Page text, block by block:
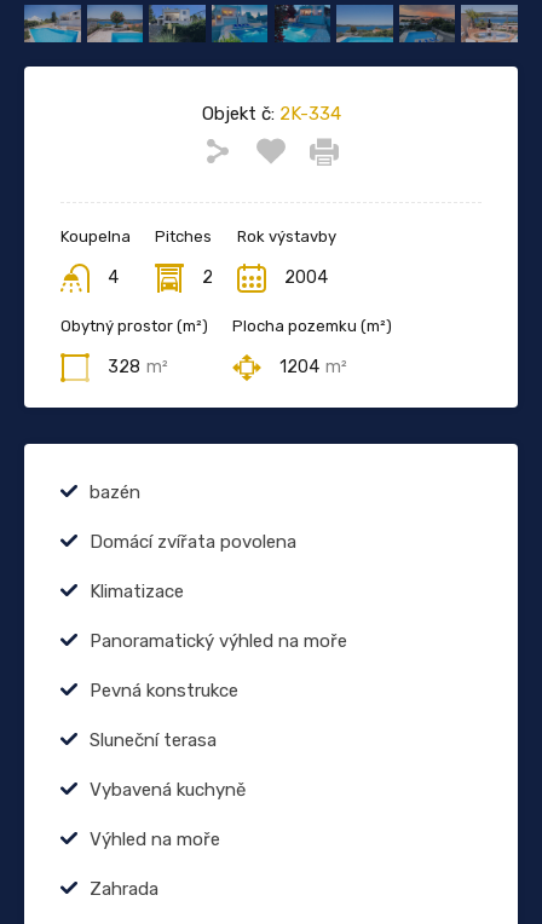
Objekt č:2K-334
Koupelna
4
Pitches
2
Rok výstavby
2004
Obytný prostor (m²)
328 m²
Plocha pozemku (m²)
1204 m²
bazén
Domácí zvířata povolena
Klimatizace
Panoramatický výhled na moře
Pevná konstrukce
Sluneční terasa
Vybavená kuchyně
Výhled na moře
Zahrada